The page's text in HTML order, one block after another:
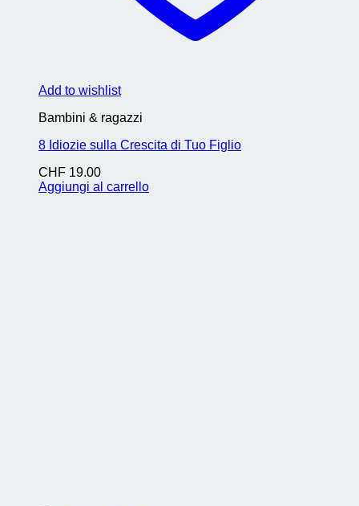
Add to wishlist
Bambini & ragazzi
8 Idiozie sulla Crescita di Tuo Figlio
CHF 19.00
Aggiungi al carrello